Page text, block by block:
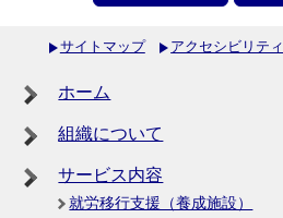
サイトマップ アクセシビリティ
ホーム
組織について
サービス内容
就労移行支援（養成施設）